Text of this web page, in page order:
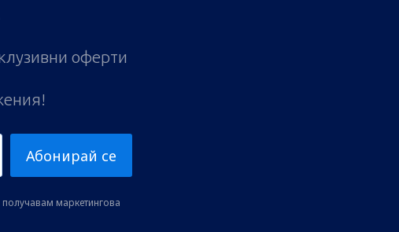
оферти
Абонирай се
маркетингова